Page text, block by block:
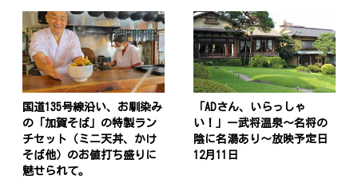
国道135号線沿い、お馴染み
の「加賀そば」の特製ラン
チセット（ミニ天丼、かけ
そば他）のお値打ち盛りに
魅せられて。
「ADさん、いらっしゃ
い！」ー武将温泉～名将の
陰に名湯あり～放映予定日
12月11日